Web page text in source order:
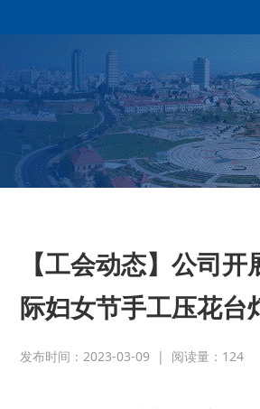
【工会动态】公司开
际妇女节手工压花台
发布时间：2023-03-09 | 阅读量： 124